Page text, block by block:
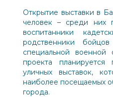
Открытие выставки в
человек – среди них
воспитанники
родственники
специальной
проекта
уличных выставок,
наиболее посещаемых
города.